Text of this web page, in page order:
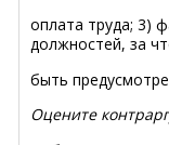
оплата труда; 3)
должностей, за
быть
Оцените